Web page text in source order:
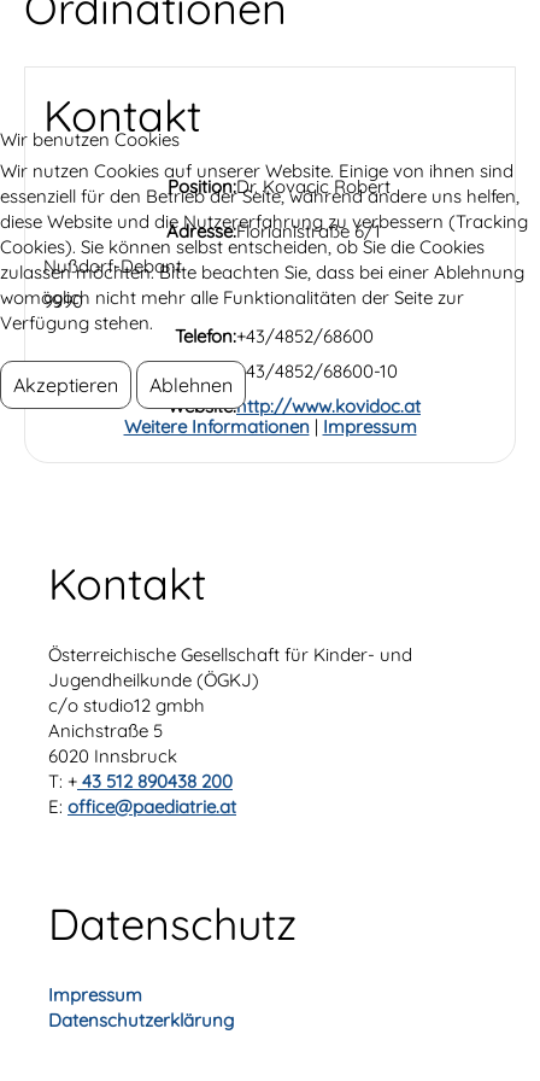
Kontakt
Position:Dr. Kovacic Robert
Adresse:Florianistraße 6/1
Nußdorf-Debant
9990
Telefon:+43/4852/68600
+43/4852/68600-10
Website:http://www.kovidoc.at
Kontakt
Österreichische Gesellschaft für Kinder- und
Jugendheilkunde (ÖGKJ)
c/o studio12 gmbh
Anichstraße 5
6020 Innsbruck
T: + 43 512 890438 200
E: office@paediatrie.at
Datenschutz
Impressum
Datenschutzerklärung
Wir benutzen Cookies
Wir nutzen Cookies auf unserer Website. Einige von ihnen sind
essenziell für den Betrieb der Seite, während andere uns helfen,
diese Website und die Nutzererfahrung zu verbessern (Tracking
Cookies). Sie können selbst entscheiden, ob Sie die Cookies
zulassen möchten. Bitte beachten Sie, dass bei einer Ablehnung
womöglich nicht mehr alle Funktionalitäten der Seite zur
Verfügung stehen.
Akzeptieren Ablehnen
Weitere Informationen| Impressum